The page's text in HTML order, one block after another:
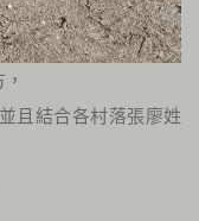
且結合各村落張廖姓